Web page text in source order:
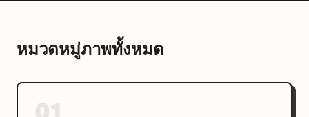
หมวดหมู่ภาพทั้งหมด